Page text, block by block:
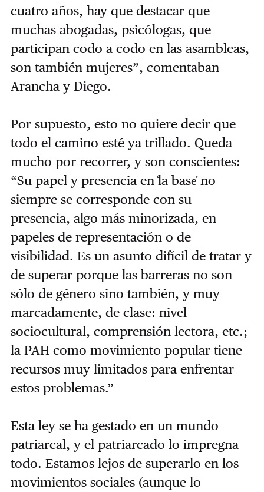
cuatro años, hay que destacar que
muchas abogadas, psicólogas, que
participan codo a codo en las asambleas,
son también mujeres”, comentaban
Arancha y Diego.
Por supuesto, esto no quiere decir que
todo el camino esté ya trillado. Queda
mucho por recorrer, y son conscientes:
“Su papel y presencia en ̒la base̓ no
siempre se corresponde con su
presencia, algo más minorizada, en
papeles de representación o de
visibilidad. Es un asunto difícil de tratar y
de superar porque las barreras no son
sólo de género sino también, y muy
marcadamente, de clase: nivel
sociocultural, comprensión lectora, etc.;
la PAH como movimiento popular tiene
recursos muy limitados para enfrentar
estos problemas.”
Esta ley se ha gestado en un mundo
patriarcal, y el patriarcado lo impregna
todo. Estamos lejos de superarlo en los
movimientos sociales (aunque lo